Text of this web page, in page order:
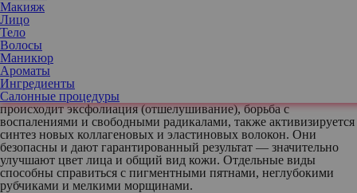
Макияж
Лицо
Тело
Волосы
Маникюр
Ароматы
Ингредиенты
Салонные процедуры
поговорим о тех, которые не на слуху, но тем не менее способны
заметно влиять на проблему.
Поверхностные пилинги подразумевают работу с роговым
слоем эпидермиса. Обычно такие средства включают в себя
комплекс дополняющих друг друга альфагидрокислот (АНА).
Благодаря им в коже ускоряются обменные процессы,
происходит эксфолиация (отшелушивание), борьба с
воспалениями и свободными радикалами, также активизируется
синтез новых коллагеновых и эластиновых волокон. Они
безопасны и дают гарантированный результат — значительно
улучшают цвет лица и общий вид кожи. Отдельные виды
способны справиться с пигментными пятнами, неглубокими
рубчиками и мелкими морщинами.